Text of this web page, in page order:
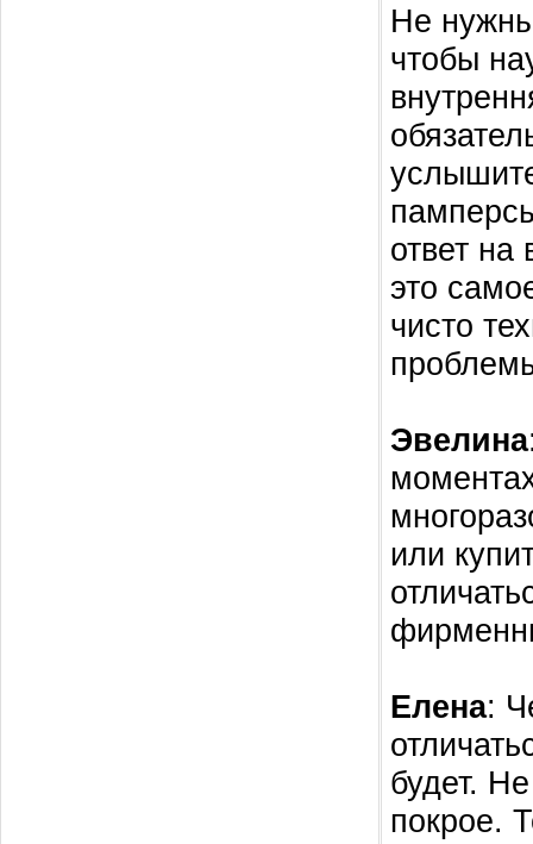
Не
чтобы
ответ
это
чисто
Эвелина
или
Елена:
будет.
покрое.